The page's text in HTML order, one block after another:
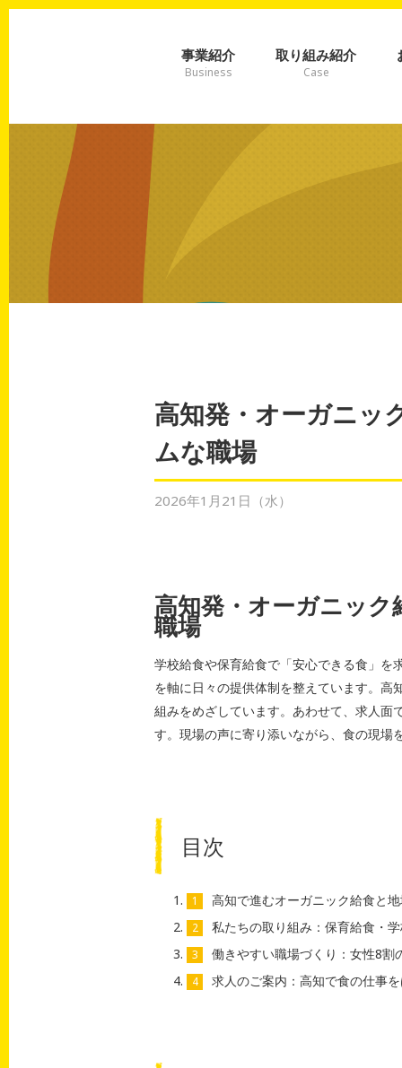
事業紹介
Business
取り組み紹介
Case
高知発・オーガニッ
ムな職場
2026年1月21日（水）
高知発・オーガニッ
職場
学校給食や保育給食で「安心できる食」を
を軸に日々の提供体制を整えています。
組みをめざしています。あわせて、求人面
す。現場の声に寄り添いながら、食の現場
目次
高知で進むオーガニック給食と
私たちの取り組み：保育給食・
働きやすい職場づくり：女性8割
求人のご案内：高知で食の仕事